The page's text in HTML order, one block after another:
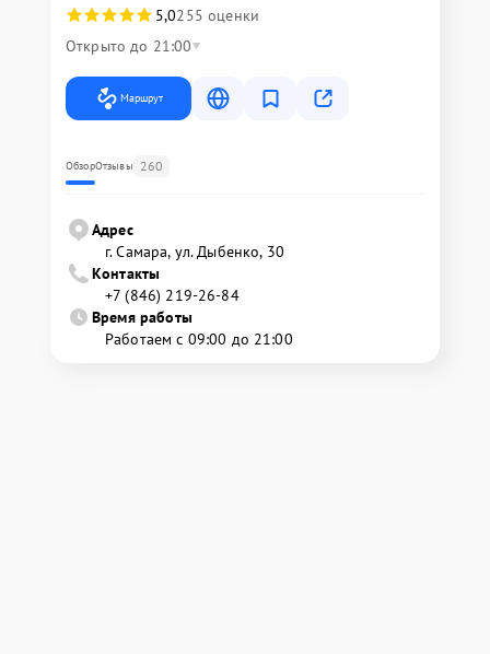
5,0255 оценки
Открыто до 21:00
Маршрут
ОбзорОтзывы 260
Адрес
г. Самара, ул. Дыбенко, 30
Контакты
+7 (846) 219-26-84
Время работы
Работаем с 09:00 до 21:00